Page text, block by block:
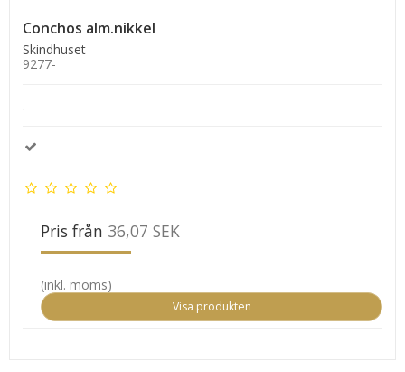
Conchos alm.nikkel
Skindhuset
9277-
.
Pris från 36,07 SEK
(inkl. moms)
Visa produkten